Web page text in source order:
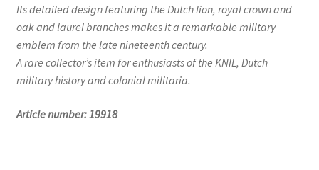
Its detailed design featuring the Dutch lion, royal crown and
oak and laurel branches makes it a remarkable military
emblem from the late nineteenth century.
A rare collector’s item for enthusiasts of the KNIL, Dutch
military history and colonial militaria.
Article number: 19918